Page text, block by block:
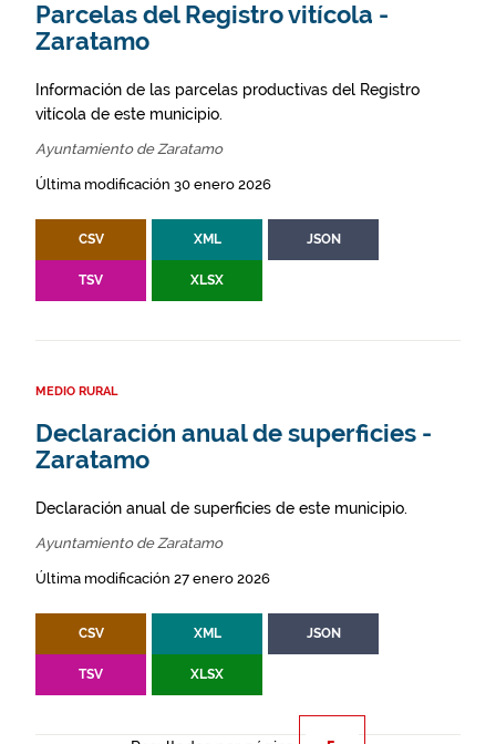
Parcelas del Registro vitícola -
Zaratamo
Información de las parcelas productivas del Registro
vitícola de este municipio.
Ayuntamiento de Zaratamo
Última modificación 30 enero 2026
CSV XML JSON
TSV XLSX
MEDIO RURAL
Declaración anual de superficies -
Zaratamo
Declaración anual de superficies de este municipio.
Ayuntamiento de Zaratamo
Última modificación 27 enero 2026
CSV XML JSON
TSV XLSX